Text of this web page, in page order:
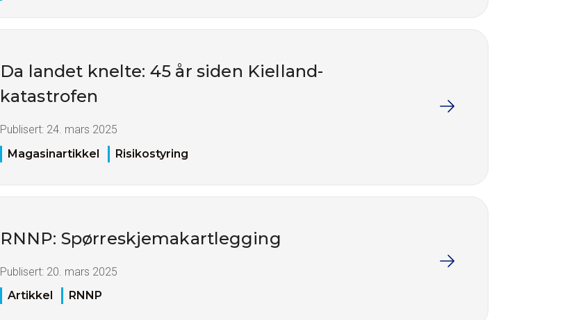
Da landet knelte: 45 år siden Kielland-
katastrofen
Publisert: 24. mars 2025
Magasinartikkel
Risikostyring
RNNP: Spørreskjemakartlegging
Publisert: 20. mars 2025
Artikkel
RNNP